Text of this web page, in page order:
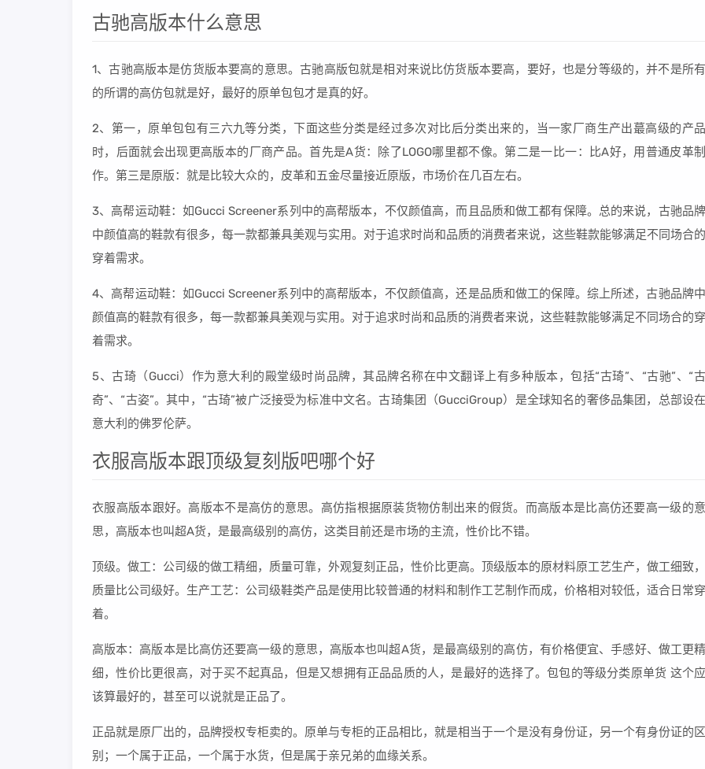
古驰高版本什么意思
1、古驰高版本是仿货版本要高的意思。古驰高版包就是相对来说比仿货版本要高，要好，也是分等级的，并不是所有
的所谓的高仿包就是好，最好的原单包包才是真的好。
2、第一，原单包包有三六九等分类，下面这些分类是经过多次对比后分类出来的，当一家厂商生产出蕞高级的产品
时，后面就会出现更高版本的厂商产品。首先是A货：除了LOGO哪里都不像。第二是一比一：比A好，用普通皮革制
作。第三是原版：就是比较大众的，皮革和五金尽量接近原版，市场价在几百左右。
3、高帮运动鞋：如Gucci Screener系列中的高帮版本，不仅颜值高，而且品质和做工都有保障。总的来说，古驰品牌
中颜值高的鞋款有很多，每一款都兼具美观与实用。对于追求时尚和品质的消费者来说，这些鞋款能够满足不同场合的
穿着需求。
4、高帮运动鞋：如Gucci Screener系列中的高帮版本，不仅颜值高，还是品质和做工的保障。综上所述，古驰品牌中
颜值高的鞋款有很多，每一款都兼具美观与实用。对于追求时尚和品质的消费者来说，这些鞋款能够满足不同场合的穿
着需求。
5、古琦（Gucci）作为意大利的殿堂级时尚品牌，其品牌名称在中文翻译上有多种版本，包括“古琦”、“古驰”、“古
奇”、“古姿”。其中，“古琦”被广泛接受为标准中文名。古琦集团（GucciGroup）是全球知名的奢侈品集团，总部设在
意大利的佛罗伦萨。
衣服高版本跟顶级复刻版吧哪个好
衣服高版本跟好。高版本不是高仿的意思。高仿指根据原装货物仿制出来的假货。而高版本是比高仿还要高一级的意
思，高版本也叫超A货，是最高级别的高仿，这类目前还是市场的主流，性价比不错。
顶级。做工：公司级的做工精细，质量可靠，外观复刻正品，性价比更高。顶级版本的原材料原工艺生产，做工细致，
质量比公司级好。生产工艺：公司级鞋类产品是使用比较普通的材料和制作工艺制作而成，价格相对较低，适合日常穿
着。
高版本：高版本是比高仿还要高一级的意思，高版本也叫超A货，是最高级别的高仿，有价格便宜、手感好、做工更精
细，性价比更很高，对于买不起真品，但是又想拥有正品品质的人，是最好的选择了。包包的等级分类原单货 这个应
该算最好的，甚至可以说就是正品了。
正品就是原厂出的，品牌授权专柜卖的。原单与专柜的正品相比，就是相当于一个是没有身份证，另一个有身份证的区
别；一个属于正品，一个属于水货，但是属于亲兄弟的血缘关系。